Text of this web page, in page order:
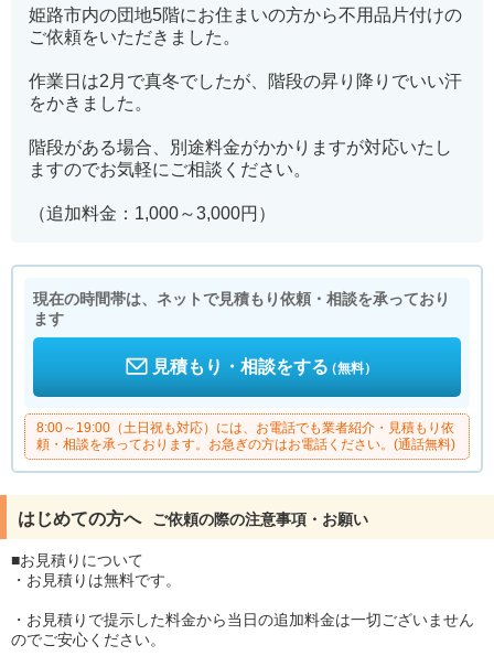
姫路市内の団地5階にお住まいの方から不用品片付けの
ご依頼をいただきました。
作業日は2月で真冬でしたが、階段の昇り降りでいい汗
をかきました。
階段がある場合、別途料金がかかりますが対応いたし
ますのでお気軽にご相談ください。
（追加料金：1,000～3,000円）
現在の時間帯は、ネットで見積もり依頼・相談を承っており
ます
見積もり・相談をする（無料）
8:00～19:00（土日祝も対応）には、お電話でも業者紹介・見積もり依
頼・相談を承っております。お急ぎの方はお電話ください。(通話無料)
はじめての方へ ご依頼の際の注意事項・お願い
■お見積りについて
・お見積りは無料です。
・お見積りで提示した料金から当日の追加料金は一切ございません
のでご安心ください。